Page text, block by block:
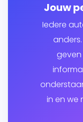
Jouw
Iedere
in en we